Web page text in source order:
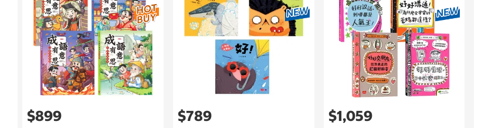
$899 $789 $1,059